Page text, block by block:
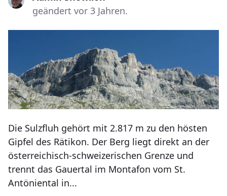
geändert vor 3 Jahren.
Die Sulzfluh gehört mit 2.817 m zu den hösten
Gipfel des Rätikon. Der Berg liegt direkt an der
österreichisch-schweizerischen Grenze und
trennt das Gauertal im Montafon vom St.
Antöniental in...